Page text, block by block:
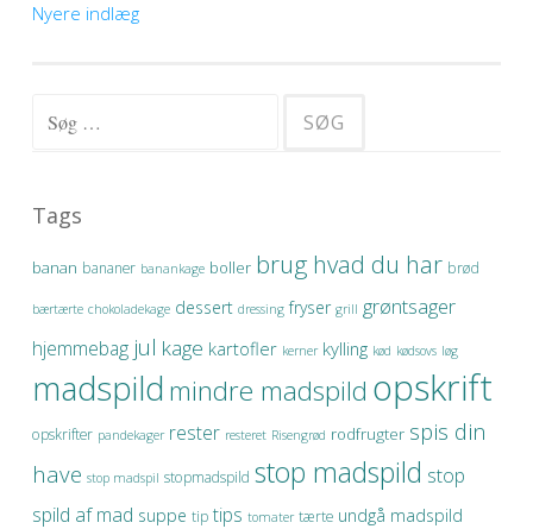
Nyere indlæg
Søg efter:
Tags
banan bananer banankage boller brug hvad du har brød
bærtærte chokoladekage dessert dressing fryser grill grøntsager
hjemmebag jul kage kartofler kerner kylling kød kødsovs løg
madspild mindre madspild opskrift
opskrifter pandekager rester resteret Risengrød rodfrugter spis din
have stop madspil stopmadspild stop madspild stop
spild af mad suppe tip tips tomater tærte undgå madspild